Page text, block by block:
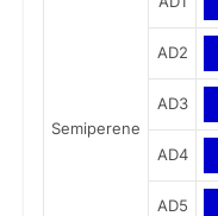
Semiperene
AD2
AD3
AD4
AD5